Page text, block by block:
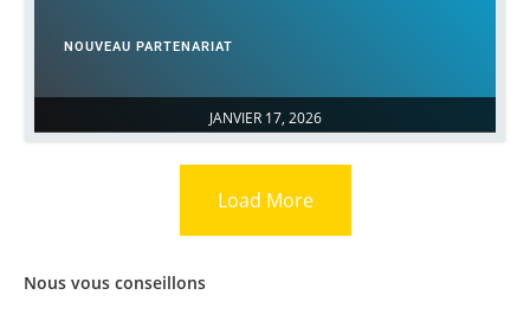
JANVIER 17, 2026
NOUVEAU PARTENARIAT
Load More
Nous vous conseillons